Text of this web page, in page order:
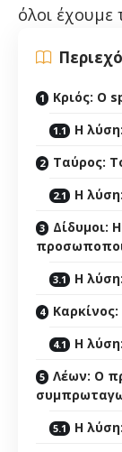
όλοι έχουμε
Κριός: Ο
Η λύση:
Ταύρος:
Η λύση:
Δίδυμοι:
Η λύση:
Η λύση:
Λέων: Ο
Η λύση: